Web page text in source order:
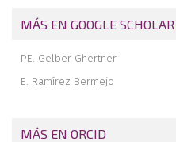
MÁS EN GOOGLE SCHOLAR
PE. Gelber Ghertner
E. Ramírez Bermejo
MÁS EN ORCID